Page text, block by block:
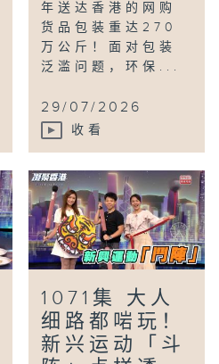
年送达香港的网购
货品包装重达270
万公斤！面对包装
泛滥问题，环保...
29/07/2026
收看
1071集 大人
细路都啱玩！
新兴运动「斗